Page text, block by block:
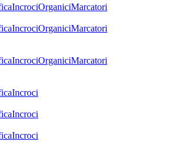
IncrociOrganiciMarcatori
IncrociOrganiciMarcatori
IncrociOrganiciMarcatori
Incroci
Incroci
Incroci